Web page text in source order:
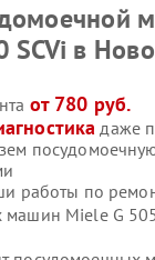
SCVi в
от 780 руб.
даже
работы по
Miele G